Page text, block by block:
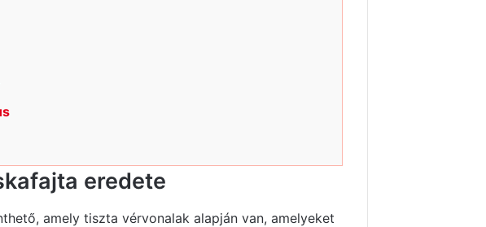
eredete
amely tiszta vérvonalak alapján van, amelyeket